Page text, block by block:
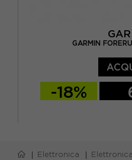
GARMIN
-18%
Elettronica Elettronica